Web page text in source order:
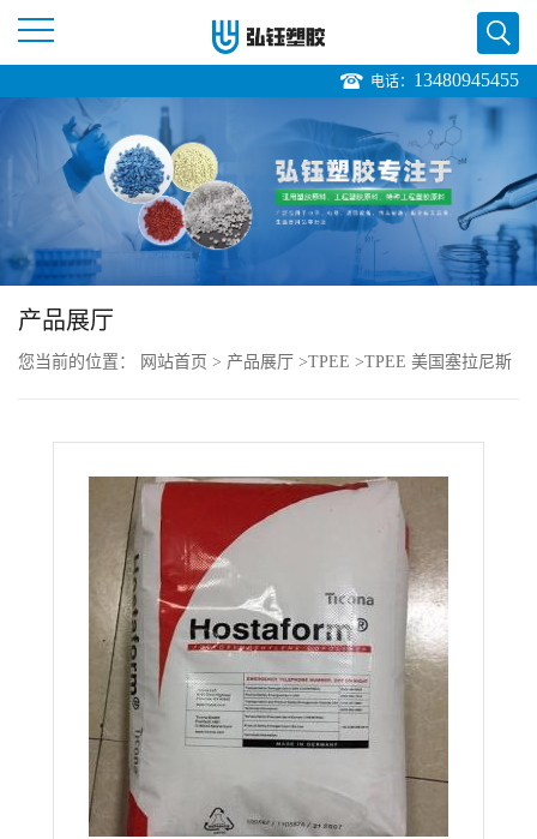
页
公
电话： 13480945455
产品展厅
您当前的位置： 网站首页 > 产品展厅 >TPEE >TPEE 美国塞拉尼斯